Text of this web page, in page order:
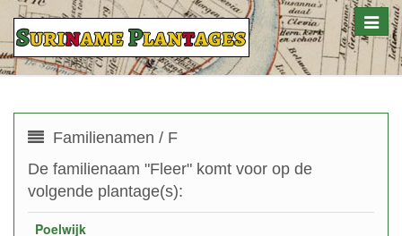
Toggle
Familienamen / F
De familienaam "Fleer" komt voor op de
volgende plantage(s):
Poelwijk